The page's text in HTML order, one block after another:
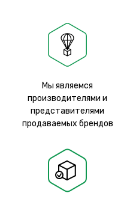
Мы являемся
производителями и
представителями
продаваемых брендов